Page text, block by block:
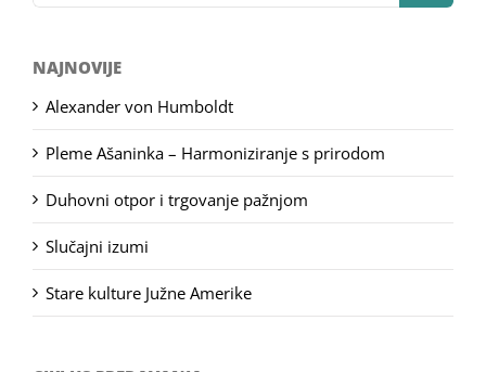
NAJNOVIJE
Alexander von Humboldt
Pleme Ašaninka – Harmoniziranje s prirodom
Duhovni otpor i trgovanje pažnjom
Slučajni izumi
Stare kulture Južne Amerike